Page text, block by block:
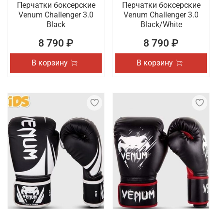
Перчатки боксерские
Venum Challenger 3.0
Black
8 790 ₽
В корзину
Перчатки боксерские
Venum Challenger 3.0
Black/White
8 790 ₽
В корзину